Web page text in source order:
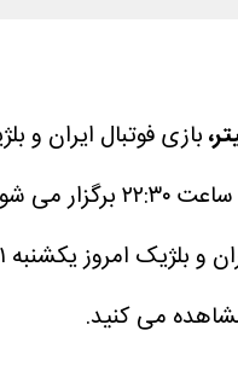
بازی فوتبال ایران و
می کنید.